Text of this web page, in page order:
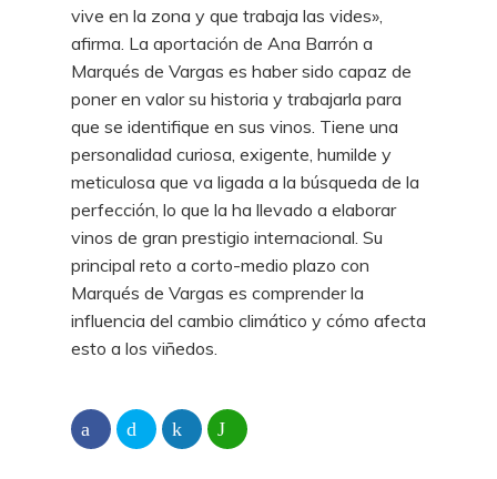
vive en la zona y que trabaja las vides»,
afirma. La aportación de Ana Barrón a
Marqués de Vargas es haber sido capaz de
poner en valor su historia y trabajarla para
que se identifique en sus vinos. Tiene una
personalidad curiosa, exigente, humilde y
meticulosa que va ligada a la búsqueda de la
perfección, lo que la ha llevado a elaborar
vinos de gran prestigio internacional. Su
principal reto a corto-medio plazo con
Marqués de Vargas es comprender la
influencia del cambio climático y cómo afecta
esto a los viñedos.